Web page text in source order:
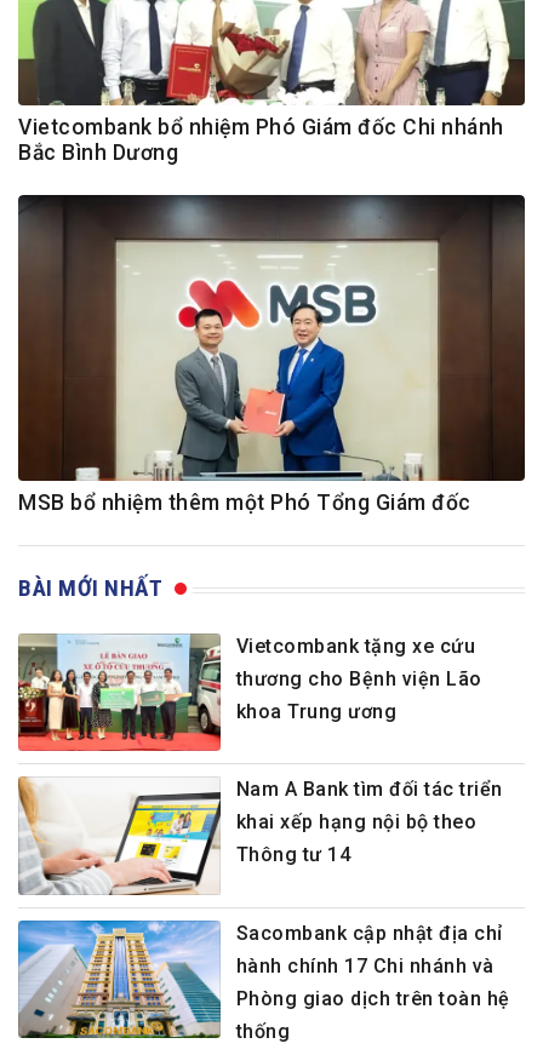
Vietcombank bổ nhiệm Phó Giám đốc Chi nhánh
Bắc Bình Dương
MSB bổ nhiệm thêm một Phó Tổng Giám đốc
BÀI MỚI NHẤT
Vietcombank tặng xe cứu
thương cho Bệnh viện Lão
khoa Trung ương
Nam A Bank tìm đối tác triển
khai xếp hạng nội bộ theo
Thông tư 14
Sacombank cập nhật địa chỉ
hành chính 17 Chi nhánh và
Phòng giao dịch trên toàn hệ
thống